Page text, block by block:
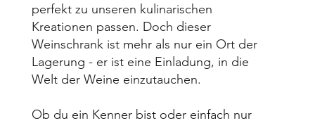
perfekt zu unseren kulinarischen
Kreationen passen. Doch dieser
Weinschrank ist mehr als nur ein Ort der
Lagerung - er ist eine Einladung, in die
Welt der Weine einzutauchen.
Ob du ein Kenner bist oder einfach nur